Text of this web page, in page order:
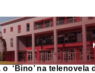
o ‘Bino’ na telenovela